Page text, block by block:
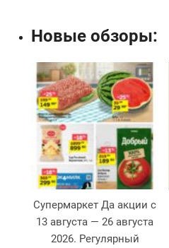
Новые обзоры:
Супермаркет Да акции с
13 августа — 26 августа
2026. Регулярный